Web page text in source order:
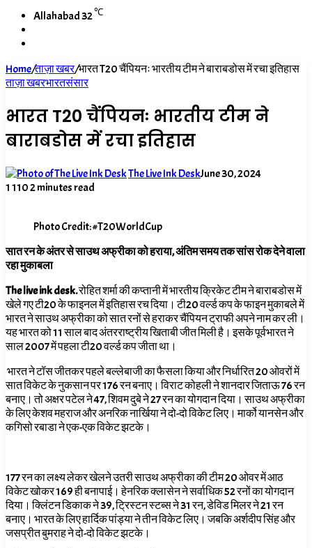
Allahabad32℃
Home/ताज़ा खबर/भारत T20 चैंपियनः भारतीय टीम ने बाराबडोस में रचा इतिहास
ताज़ा खबरभारतसंसार
भारत T20 चैंपियनः भारतीय टीम ने
बाराबडोस में रचा इतिहास
The Live Ink DeskJune 30, 2024
1 1102 minutes read
Photo Credit: #T20WorldCup
सात रन के अंतर से साउथ अफ्रीका को हराया, अंतिम समय तक सांस रोक देने वाला
रहा मुकाबला
The live ink desk.रोहित शर्मा की कप्तानी में भारतीय क्रिकेट टीम ने बाराबडोस में
खेले गए टी20 के फाइनल में इतिहास रच दिया। टी20 वर्ल्ड कप के फाइन मुकाबले में
भारत ने साउथ अफ्रीका को सात रनों से हराकर चैंपियन ट्राफी अपने नाम कर ली।
यह भारत को 11 साल बाद अंतरराष्ट्रीय खिताबी जीत मिली है। इसके पूर्वभारत ने
साल 2007 में पहला टी20 वर्ल्ड कप जीता था।
भारत ने टॉस जीतकर पहले बल्लेबाजी का फैसला किया और निर्धारित 20 ओवरों में
सात विकेट के नुकसान पर 176 रन बनाए। विराट कोहली ने शानदार जिताऊ 76 रन
बनाए। तो अक्षर पटेल ने 47, शिवम दुबे ने 27 रन का योगदान दिया। साउथ अफ्रीका
के लिए केशव महराज और अनरिक नार्खिया ने दो-दो विकेट लिए। मार्को यानसेन और
कगिसो रबाडा ने एक-एक विकेट झटके।
177 रन का लक्ष्य लेकर खेलने उतरी साउथ अफ्रीका की टीम 20 ओवर में आठ
विकेट खोकर 169 ही बनापाई। हेनरिक क्लासेन ने सर्वाधिक 52 रनों का योगदान
दिया। क्लिंटन डिकाक ने 39, ट्रिस्टन स्टब्स ने 31 रन, डेविड मिलर ने 21 रन
बनाए। भारत के लिए हार्दिक पांड्या ने तीन विकेट लिए। जबकि अर्शदीप सिंह और
जसप्रीत बुमराह ने दो-दो विकेट झटके।